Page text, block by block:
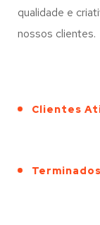
qualidade e
nossos clientes.
Clientes
Terminados